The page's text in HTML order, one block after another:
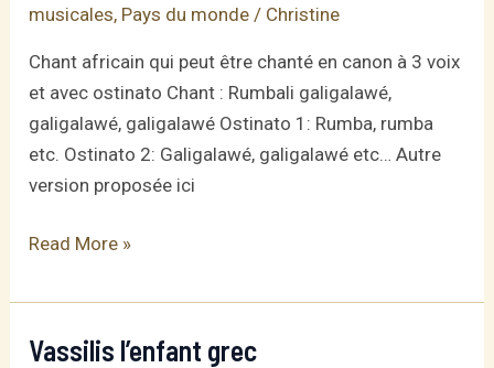
musicales, Pays du monde / Christine
Chant africain qui peut être chanté en canon à 3 voix
et avec ostinato Chant : Rumbali galigalawé,
galigalawé, galigalawé Ostinato 1: Rumba, rumba
etc. Ostinato 2: Galigalawé, galigalawé etc… Autre
version proposée ici
Rumbali
Read More »
Vassilis l’enfant grec